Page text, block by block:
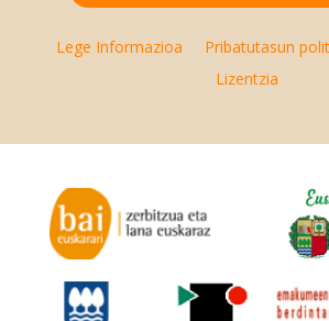
Lege Informazioa Pribatutasun
Lizentzia